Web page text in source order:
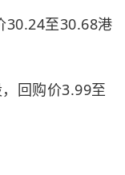
30.24至30.68港
回购价3.99至